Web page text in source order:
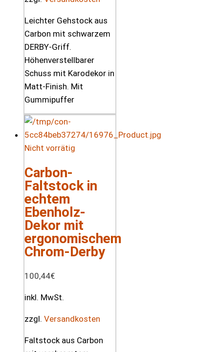
Leichter Gehstock aus
Carbon mit schwarzem
DERBY-Griff.
Höhenverstellbarer
Schuss mit Karodekor in
Matt-Finish. Mit
Gummipuffer
Nicht vorrätig
Carbon-
Faltstock in
echtem
Ebenholz-
Dekor mit
ergonomischem
Chrom-Derby
100,44€
inkl. MwSt.
zzgl. Versandkosten
Faltstock aus Carbon